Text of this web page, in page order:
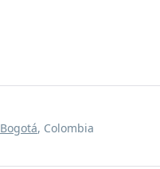
Bogotá, Colombia